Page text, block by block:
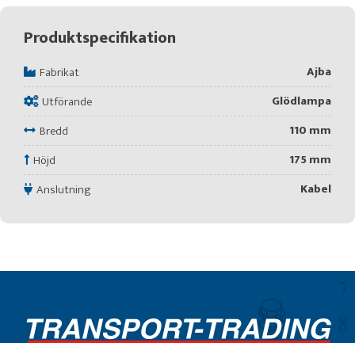
Produktspecifikation
Fabrikat
Ajba
Utförande
Glödlampa
Bredd
110 mm
Höjd
175 mm
Anslutning
Kabel